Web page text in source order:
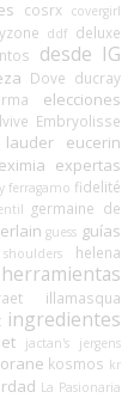
cosrx covergirl
ddf deluxe
desde IG
Dove ducray
elecciones
Embryolisse
eucerin
eximia expertas
ferragamo fidelité
germaine de
guess guías
helena
herramientas
illamasqua
ingredientes
jactan's jergens
kosmos kr
La Pasionaria